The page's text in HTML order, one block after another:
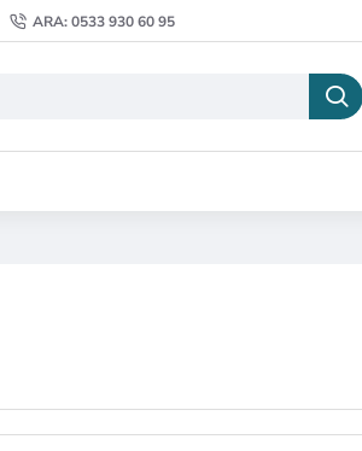
ARA: 0533 930 60 95